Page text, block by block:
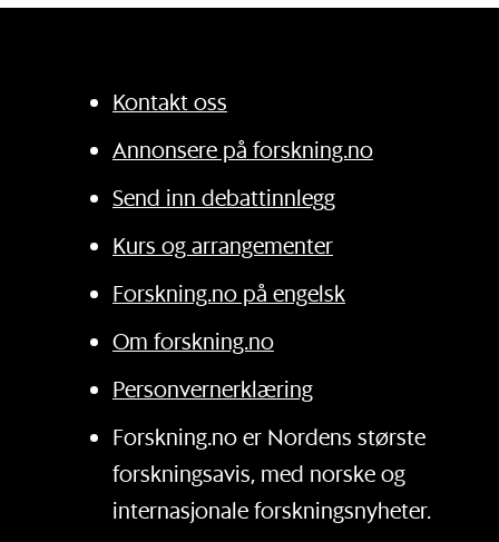
Kontakt oss
Annonsere på forskning.no
Send inn debattinnlegg
Kurs og arrangementer
Forskning.no på engelsk
Om forskning.no
Personvernerklæring
Forskning.no er Nordens største
forskningsavis, med norske og
internasjonale forskningsnyheter.